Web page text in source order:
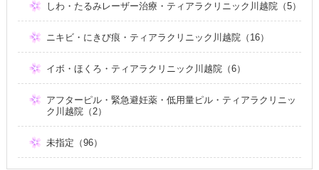
しわ・たるみレーザー治療・ティアラクリニック川越院（5）
ニキビ・にきび痕・ティアラクリニック川越院（16）
イボ・ほくろ・ティアラクリニック川越院（6）
アフターピル・緊急避妊薬・低用量ピル・ティアラクリニッ
ク川越院（2）
未指定（96）